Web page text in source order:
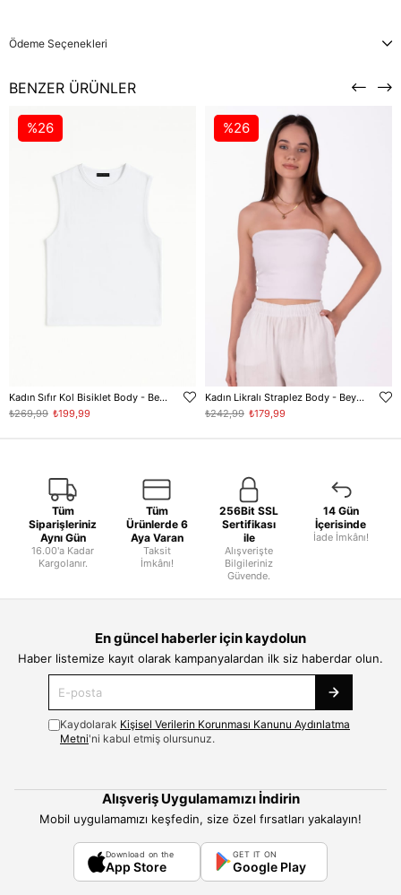
Ödeme Seçenekleri
BENZER ÜRÜNLER
Kadın Sıfır Kol Bisiklet Body - Beyaz
₺199,99
₺269,99
%26
Kadın Likralı Straplez Body - Beyaz
₺179,99
₺242,99
%26
Tüm
Siparişleriniz
Aynı Gün
16.00'a Kadar
Kargolanır.
Tüm
Ürünlerde 6
Aya Varan
Taksit
İmkânı!
256Bit SSL
Sertifikası
ile
Alışverişte
Bilgileriniz
Güvende.
14 Gün
İçerisinde
İade İmkânı!
En güncel haberler için kaydolun
Haber listemize kayıt olarak kampanyalardan ilk siz haberdar olun.
Kaydolarak Kişisel Verilerin Korunması Kanunu Aydınlatma
Metni'ni kabul etmiş olursunuz.
Alışveriş Uygulamamızı İndirin
Mobil uygulamamızı keşfedin, size özel fırsatları yakalayın!
Download on the
App Store
GET IT ON
Google Play